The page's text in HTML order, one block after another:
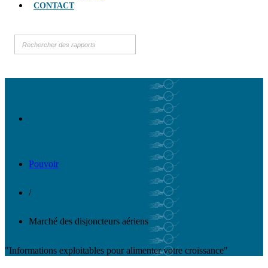
CONTACT
Pouvoir
/
Marché des disjoncteurs aériens
"Informations exploitables pour alimenter votre croissance"